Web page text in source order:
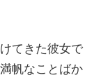
てきた彼女で
帆なことばか